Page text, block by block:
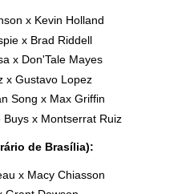
x Kevin Holland
x Brad Riddell
x Don'Tale Mayes
x Gustavo Lopez
Song x Max Griffin
x Montserrat Ruiz
de Brasília):
x Macy Chiasson